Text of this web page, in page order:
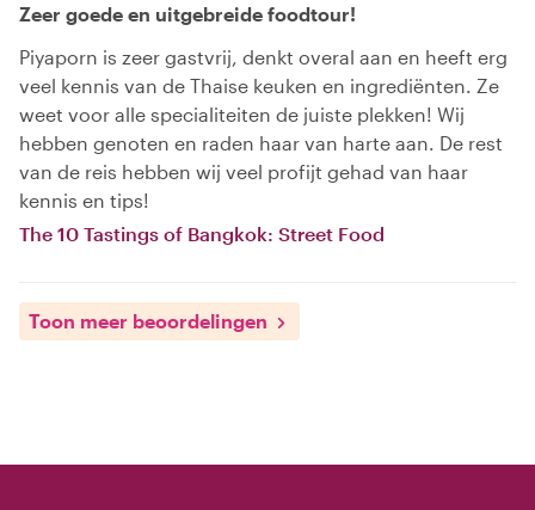
Zeer goede en uitgebreide foodtour!
Piyaporn is zeer gastvrij, denkt overal aan en heeft erg
veel kennis van de Thaise keuken en ingrediënten. Ze
weet voor alle specialiteiten de juiste plekken! Wij
hebben genoten en raden haar van harte aan. De rest
van de reis hebben wij veel profijt gehad van haar
kennis en tips!
The 10 Tastings of Bangkok: Street Food
Toon meer beoordelingen